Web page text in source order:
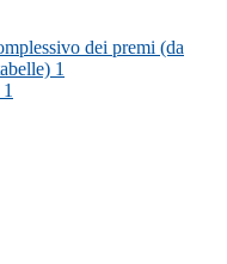
dei premi (da
1
1